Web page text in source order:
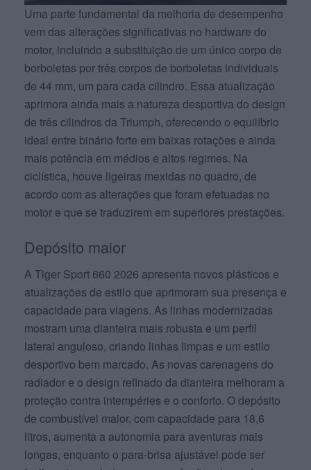
Uma parte fundamental da melhoria de desempenho
vem das alterações significativas no hardware do
motor, incluindo a substituição de um único corpo de
borboletas por três corpos de borboletas individuais
de 44 mm, um para cada cilindro. Essa atualização
aprimora ainda mais a natureza desportiva do design
de três cilindros da Triumph, oferecendo o equilíbrio
ideal entre binário forte em baixas rotações e ainda
mais potência em médios e altos regimes. Na
ciclística, houve ligeiras mexidas no quadro, de
acordo com as alterações que foram efetuadas no
motor e que se traduzirem em superiores prestações.
Depósito maior
A Tiger Sport 660 2026 apresenta novos plásticos e
atualizações de estilo que aprimoram sua presença e
capacidade para viagens. As linhas modernizadas
mostram uma dianteira mais robusta e um perfil
lateral anguloso, criando linhas limpas e um estilo
desportivo bem marcado. As novas carenagens do
radiador e o design refinado da dianteira melhoram a
proteção contra intempéries e o conforto. O depósito
de combustível maior, com capacidade para 18,6
litros, aumenta a autonomia para aventuras mais
longas, enquanto o para-brisa ajustável pode ser